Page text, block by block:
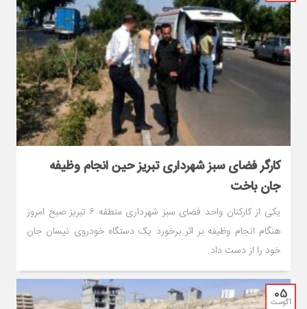
کارگر فضای سبز شهرداری تبریز حین انجام وظیفه
جان باخت
یکی از کارکنان واحد فضای سبز شهرداری منطقه ۶ تبریز صبح امروز
هنگام انجام وظیفه بر اثر برخورد یک دستگاه خودروی نیسان جان
خود را از دست داد.
05
آگوست